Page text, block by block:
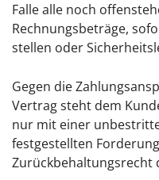
Falle alle noch
Rechnungsbeträge,
stellen oder
Gegen die
Vertrag steht dem
nur mit einer
festgestellten
Zurückbehaltungsrecht